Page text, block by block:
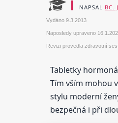
NAPSAL BC.
Vydáno9.3.2013
Naposledy upraveno
Revizi provedla zdravotní
Tabletky
Tím vším mohou
stylu moderní
bezpečná i při